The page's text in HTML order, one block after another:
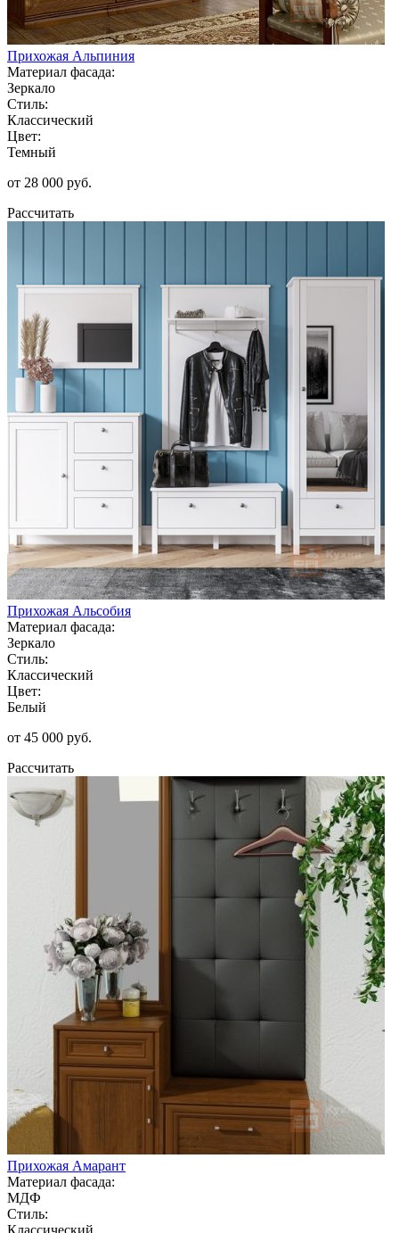
Прихожая Альпиния
Материал фасада:
Зеркало
Стиль:
Классический
Цвет:
Темный
от 28 000 руб.
Рассчитать
Прихожая Альсобия
Материал фасада:
Зеркало
Стиль:
Классический
Цвет:
Белый
от 45 000 руб.
Рассчитать
Прихожая Амарант
Материал фасада:
МДФ
Стиль:
Классический